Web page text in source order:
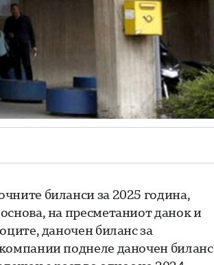
биланси за 2025 година,
на пресметаниот данок и
даночен биланс за
поднеле даночен биланс